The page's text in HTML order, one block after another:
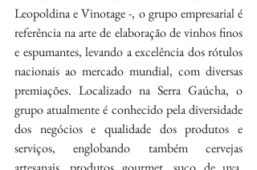
Leopoldina e Vinotage -, o grupo empresarial é
referência na arte de elaboração de vinhos finos
e espumantes, levando a excelência dos rótulos
nacionais ao mercado mundial, com diversas
premiações. Localizado na Serra Gaúcha, o
grupo atualmente é conhecido pela diversidade
dos negócios e qualidade dos produtos e
serviços, englobando também cervejas